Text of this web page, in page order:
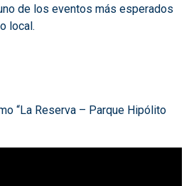
de los eventos más esperados
local.
“La Reserva – Parque Hipólito